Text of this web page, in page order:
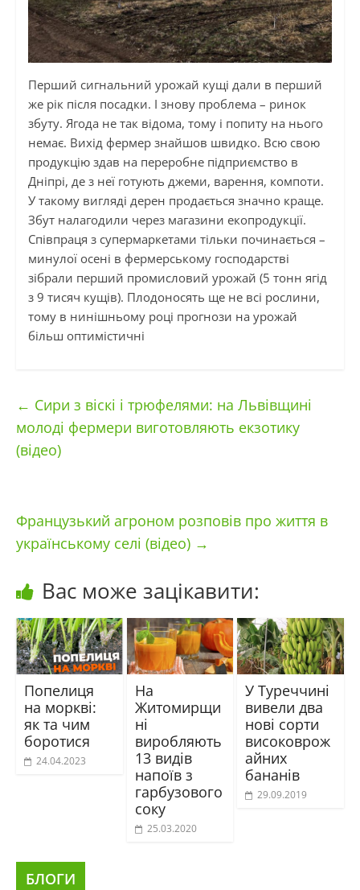
Перший сигнальний урожай кущі дали в перший
же рік після посадки. І знову проблема – ринок
збуту. Ягода не так відома, тому і попиту на нього ​​
немає. Вихід фермер знайшов швидко. Всю свою
продукцію здав на переробне підприємство в
Дніпрі, де з неї готують джеми, варення, компоти.
У такому вигляді дерен продається значно краще.
Збут налагодили через магазини екопродукції.
Співпраця з супермаркетами тільки починається –
минулої осені в фермерському господарстві
зібрали перший промисловий урожай (5 тонн ягід
з 9 тисяч кущів). Плодоносять ще не всі рослини,
тому в нинішньому році прогнози на урожай
більш оптимістичні
← Сири з віскі і трюфелями: на Львівщині
молоді фермери виготовляють екзотику
(відео)
Французький агроном розповів про життя в
українському селі (відео) →
Вас може зацікавити:
Попелиця
на моркві:
як та чим
боротися
24.04.2023
На
Житомирщи
ні
виробляють
13 видів
напоїв з
гарбузового
соку
25.03.2020
У Туреччині
вивели два
нові сорти
високоврож
айних
бананів
29.09.2019
БЛОГИ